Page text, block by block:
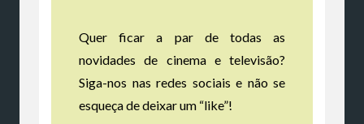
Quer ficar a par de todas as
novidades de cinema e televisão?
Siga-nos nas redes sociais e não se
esqueça de deixar um “like”!